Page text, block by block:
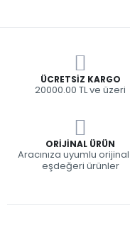
ÜCRETSIZ KARGO
20000.00 TL ve üzeri
ORIJINAL ÜRÜN
Aracınıza uyumlu
eşdeğeri ürünler